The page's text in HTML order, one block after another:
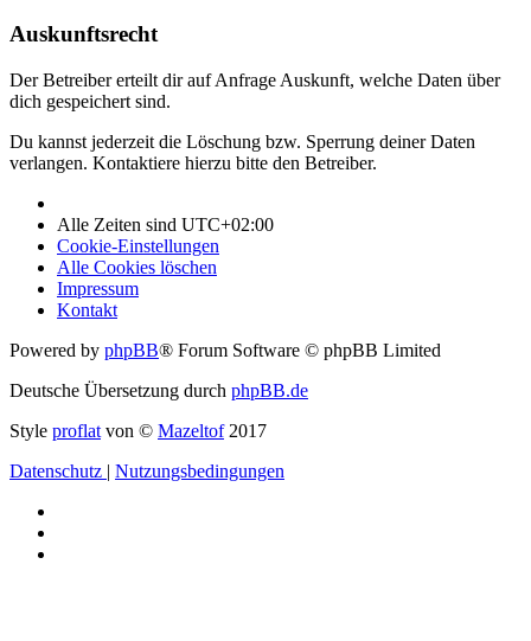
Auskunftsrecht
Der Betreiber erteilt dir auf Anfrage Auskunft, welche Daten über
dich gespeichert sind.
Du kannst jederzeit die Löschung bzw. Sperrung deiner Daten
verlangen. Kontaktiere hierzu bitte den Betreiber.
Alle Zeiten sind UTC+02:00
Cookie-Einstellungen
Alle Cookies löschen
Impressum
Kontakt
Powered by phpBB® Forum Software © phpBB Limited
Deutsche Übersetzung durch phpBB.de
Style proflat von © Mazeltof2017
Datenschutz | Nutzungsbedingungen